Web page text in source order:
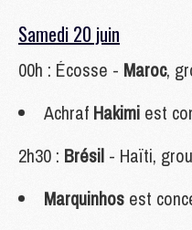
Samedi 20 juin
00h : Écosse - Maroc,
Achraf Hakimi est
2h30 : Brésil - Haïti,
Marquinhos est